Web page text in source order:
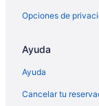
Opciones de
Ayuda
Ayuda
Cancelar tu